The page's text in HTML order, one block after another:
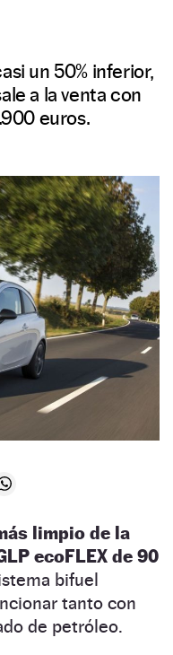
un 50% inferior,
a la venta con
euros.
limpio de la
ecoFLEX de 90
bifuel
tanto con
de petróleo.